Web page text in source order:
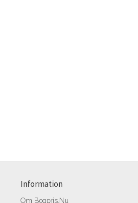
Information
Om Bogpris.Nu